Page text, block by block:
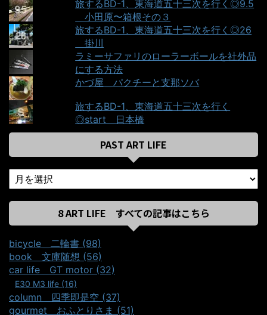
旅するBD-1、東海道五十三次を行く◎9.5
＿小田原〜箱根その３
旅するBD-1、東海道五十三次を行く◎26
＿掛川
ラミーサファリのローラーボールを社外品
にする方法
かづ屋＿パクチーと支那ソバ
旅するBD-1、東海道五十三次を行く
◎start＿日本橋
PAST ART LIFE
8 ART LIFE すべての記事はこちら
bicycle＿二輪書 (98)
book＿文庫随想 (56)
car life＿GT motor (32)
E30 M3 life (16)
column＿四季即是空 (37)
gourmet＿おふとりさま (51)